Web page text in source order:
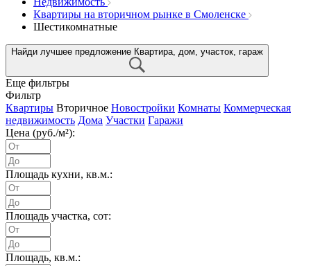
Квартиры на вторичном рынке в Смоленске
Шестикомнатные
Найди лучшее предложение Квартира, дом, участок, гараж
Еще фильтры
Фильтр
Квартиры Вторичное Новостройки Комнаты Коммерческая
недвижимость Дома Участки Гаражи
Цена (руб./м²):
Площадь кухни, кв.м.:
Площадь участка, сот:
Площадь, кв.м.: